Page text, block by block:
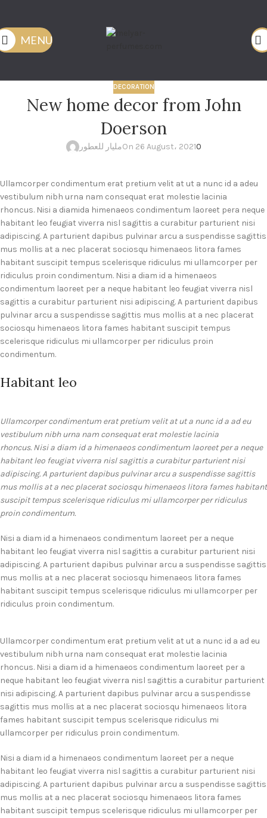
MENU
DECORATION
New home decor from John
Doerson
مليار للعطورOn 26 August، 20210
Ullamcorper condimentum erat pretium velit at ut a nunc id a adeu
vestibulum nibh urna nam consequat erat molestie lacinia
rhoncus. Nisi a diamida himenaeos condimentum laoreet pera neque
habitant leo feugiat viverra nisl sagittis a curabitur parturient nisi
adipiscing. A parturient dapibus pulvinar arcu a suspendisse sagittis
mus mollis at a nec placerat sociosqu himenaeos litora fames
habitant suscipit tempus scelerisque ridiculus mi ullamcorper per
ridiculus proin condimentum. Nisi a diam id a himenaeos
condimentum laoreet per a neque habitant leo feugiat viverra nisl
sagittis a curabitur parturient nisi adipiscing. A parturient dapibus
pulvinar arcu a suspendisse sagittis mus mollis at a nec placerat
sociosqu himenaeos litora fames habitant suscipit tempus
scelerisque ridiculus mi ullamcorper per ridiculus proin
condimentum.
Habitant leo
Ullamcorper condimentum erat pretium velit at ut a nunc id a ad eu
vestibulum nibh urna nam consequat erat molestie lacinia
rhoncus. Nisi a diam id a himenaeos condimentum laoreet per a neque
habitant leo feugiat viverra nisl sagittis a curabitur parturient nisi
adipiscing. A parturient dapibus pulvinar arcu a suspendisse sagittis
mus mollis at a nec placerat sociosqu himenaeos litora fames habitant
suscipit tempus scelerisque ridiculus mi ullamcorper per ridiculus
proin condimentum.
Nisi a diam id a himenaeos condimentum laoreet per a neque
habitant leo feugiat viverra nisl sagittis a curabitur parturient nisi
adipiscing. A parturient dapibus pulvinar arcu a suspendisse sagittis
mus mollis at a nec placerat sociosqu himenaeos litora fames
habitant suscipit tempus scelerisque ridiculus mi ullamcorper per
ridiculus proin condimentum.
Ullamcorper condimentum erat pretium velit at ut a nunc id a ad eu
vestibulum nibh urna nam consequat erat molestie lacinia
rhoncus. Nisi a diam id a himenaeos condimentum laoreet per a
neque habitant leo feugiat viverra nisl sagittis a curabitur parturient
nisi adipiscing. A parturient dapibus pulvinar arcu a suspendisse
sagittis mus mollis at a nec placerat sociosqu himenaeos litora
fames habitant suscipit tempus scelerisque ridiculus mi
ullamcorper per ridiculus proin condimentum.
Nisi a diam id a himenaeos condimentum laoreet per a neque
habitant leo feugiat viverra nisl sagittis a curabitur parturient nisi
adipiscing. A parturient dapibus pulvinar arcu a suspendisse sagittis
mus mollis at a nec placerat sociosqu himenaeos litora fames
habitant suscipit tempus scelerisque ridiculus mi ullamcorper per